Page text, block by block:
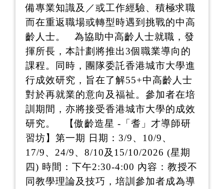
備專業知識及／或工作經驗、積極求職
而在重返職場或轉型時遇到挑戰的中高
齡人士。 為協助中高齡人士就職，發
揮所長，本計劃將推出3個職業導向的
課程。同時，團隊委託香港城市大學進
行成效研究，旨在了解55+中高齡人士
對於再就業的意向及福祉。參加者在培
訓期間，亦將接受香港城市大學的成效
研究。 【傲齡造星 -「耆」才導師研
習坊】第一期 日期：3/9、10/9、
17/9、24/9、8/10及15/10/2026 (星期
四) 時間：下午2:30-4:00 內容：教授不
同教學理論及技巧，培訓參加者成為導